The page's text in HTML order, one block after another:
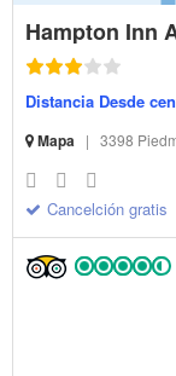
Hampton Inn
Distancia Desde
Mapa | 3398
Cancelción gratis